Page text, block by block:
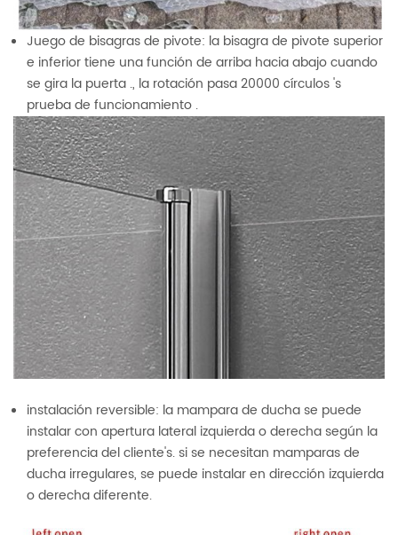
Juego de bisagras de pivote: la bisagra de pivote superior
e inferior tiene una función de arriba hacia abajo cuando
se gira la puerta ., la rotación pasa 20000 círculos 's
prueba de funcionamiento .
instalación reversible: la mampara de ducha se puede
instalar con apertura lateral izquierda o derecha según la
preferencia del cliente's. si se necesitan mamparas de
ducha irregulares, se puede instalar en dirección izquierda
o derecha diferente.